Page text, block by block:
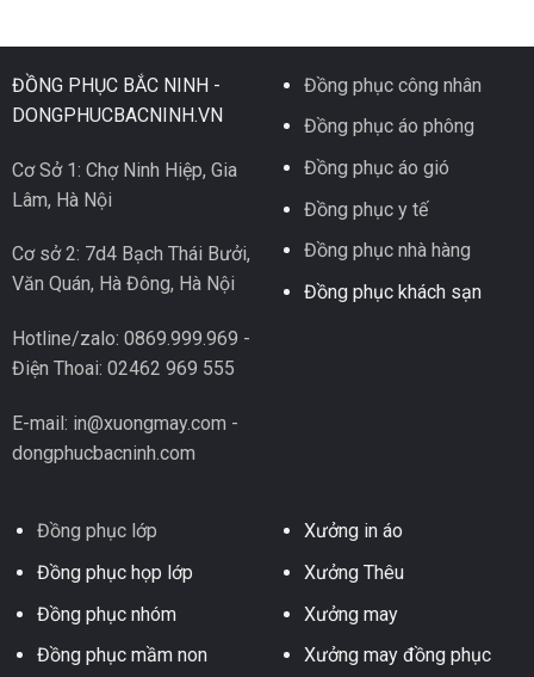
ĐỒNG PHỤC BẮC NINH -
DONGPHUCBACNINH.VN
Cơ Sở 1: Chợ Ninh Hiệp, Gia
Lâm, Hà Nội
Cơ sở 2: 7d4 Bạch Thái Bưởi,
Văn Quán, Hà Đông, Hà Nội
Hotline/zalo: 0869.999.969 -
Điện Thoai: 02462 969 555
E-mail: in@xuongmay.com -
dongphucbacninh.com
Đồng phục công nhân
Đồng phục áo phông
Đồng phục áo gió
Đồng phục y tế
Đồng phục nhà hàng
Đồng phục khách sạn
Đồng phục lớp
Đồng phục họp lớp
Đồng phục nhóm
Đồng phục mầm non
Xưởng in áo
Xưởng Thêu
Xưởng may
Xưởng may đồng phục